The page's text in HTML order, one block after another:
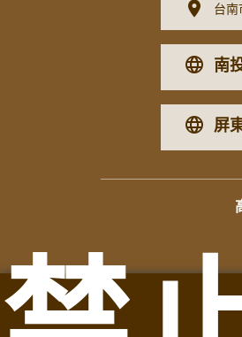
台
南
屏